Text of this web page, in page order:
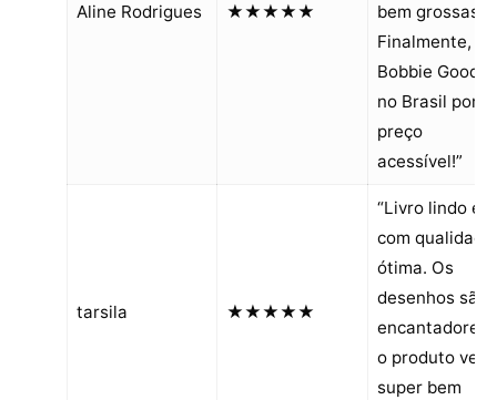
Aline Rodrigues ★★★★★
bem grossas.
Finalmente,
Bobbie Goods
no Brasil por
preço
acessível!”
tarsila ★★★★★
“Livro lindo e
com qualidade
ótima. Os
desenhos são
encantadores
o produto vem
super bem